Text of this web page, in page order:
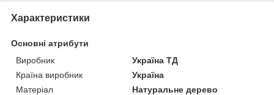
Характеристики
Основні атрибути
Виробник
Україна ТД
Країна виробник
Україна
Матеріал
Натуральне дерево